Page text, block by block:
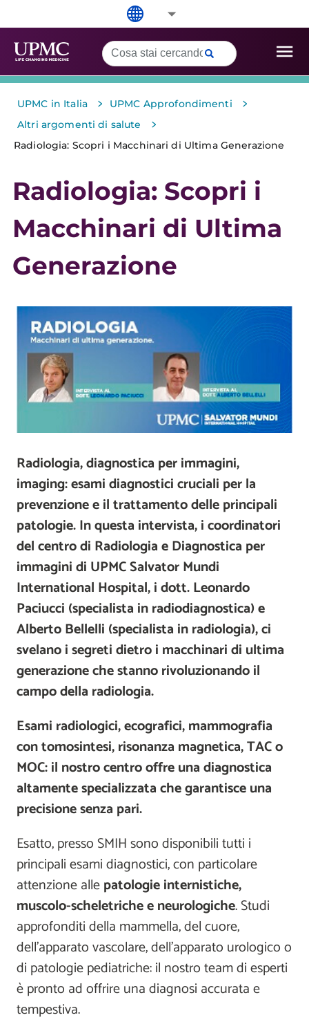
UPMC in Italia > UPMC Approfondimenti >
Altri argomenti di salute >
Radiologia: Scopri i Macchinari di Ultima Generazione
Radiologia: Scopri i
Macchinari di Ultima
Generazione
Radiologia, diagnostica per immagini,
imaging: esami diagnostici cruciali per la
prevenzione e il trattamento delle principali
patologie. In questa intervista, i coordinatori
del centro di Radiologia e Diagnostica per
immagini di UPMC Salvator Mundi
International Hospital, i dott. Leonardo
Paciucci (specialista in radiodiagnostica) e
Alberto Bellelli (specialista in radiologia), ci
svelano i segreti dietro i macchinari di ultima
generazione che stanno rivoluzionando il
campo della radiologia.
Esami radiologici, ecografici, mammografia
con tomosintesi, risonanza magnetica, TAC o
MOC: il nostro centro offre una diagnostica
altamente specializzata che garantisce una
precisione senza pari.
Esatto, presso SMIH sono disponibili tutti i
principali esami diagnostici, con particolare
attenzione allepatologie internistiche,
muscolo-scheletriche e neurologiche. Studi
approfonditi della mammella, del cuore,
dell'apparato vascolare, dell'apparato urologico o
di patologie pediatriche: il nostro team di esperti
è pronto ad offrire una diagnosi accurata e
tempestiva.